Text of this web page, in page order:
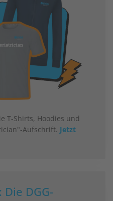
T-Shirts, Hoodies und
Aufschrift. Jetzt
DGG-